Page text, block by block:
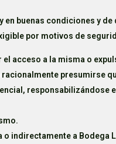
buenas condiciones y
por motivos de
acceso a la misma o
presumirse
responsabilizándose
indirectamente a Bodega